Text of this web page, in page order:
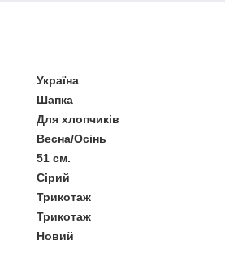
Україна
Шапка
Для хлопчиків
Весна/Осінь
51 см.
Сірий
Трикотаж
Трикотаж
Новий